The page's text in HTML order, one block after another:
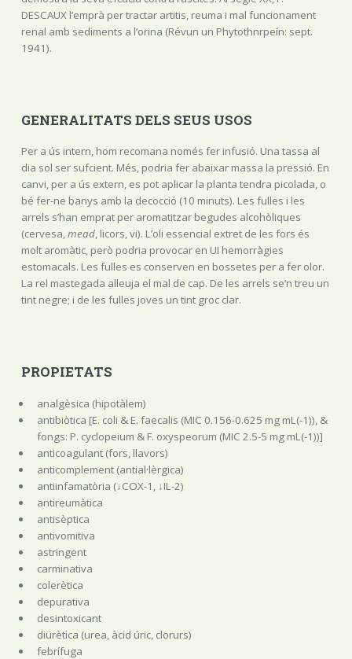
DESCAUX l’emprà per tractar artitis, reuma i mal funcionament
renal amb sediments a l’orina (Révun un Phytothnrpeín: sept.
1941).
GENERALITATS DELS SEUS USOS
Per a ús intern, hom recomana només fer infusió. Una tassa al
dia sol ser sufcient. Més, podria fer abaixar massa la pressió. En
canvi, per a ús extern, es pot aplicar la planta tendra picolada, o
bé fer-ne banys amb la decocció (10 minuts). Les fulles i les
arrels s’han emprat per aromatitzar begudes alcohòliques
(cervesa,mead, licors, vi). L’oli essencial extret de les fors és
molt aromàtic, però podria provocar en UI hemorràgies
estomacals. Les fulles es conserven en bossetes per a fer olor.
La rel mastegada alleuja el mal de cap. De les arrels se’n treu un
tint negre; i de les fulles joves un tint groc clar.
PROPIETATS
analgèsica (hipotàlem)
antibiòtica [E. coli & E. faecalis (MIC 0.156-0.625 mg mL(-1)), &
fongs: P. cyclopeium & F. oxyspeorum (MIC 2.5-5 mg mL(-1))]
anticoagulant (fors, llavors)
anticomplement (antial·lèrgica)
antiinfamatòria (↓COX-1, ↓IL-2)
antireumàtica
antisèptica
antivomitiva
astringent
carminativa
colerètica
depurativa
desintoxicant
diürètica (urea, àcid úric, clorurs)
febrífuga